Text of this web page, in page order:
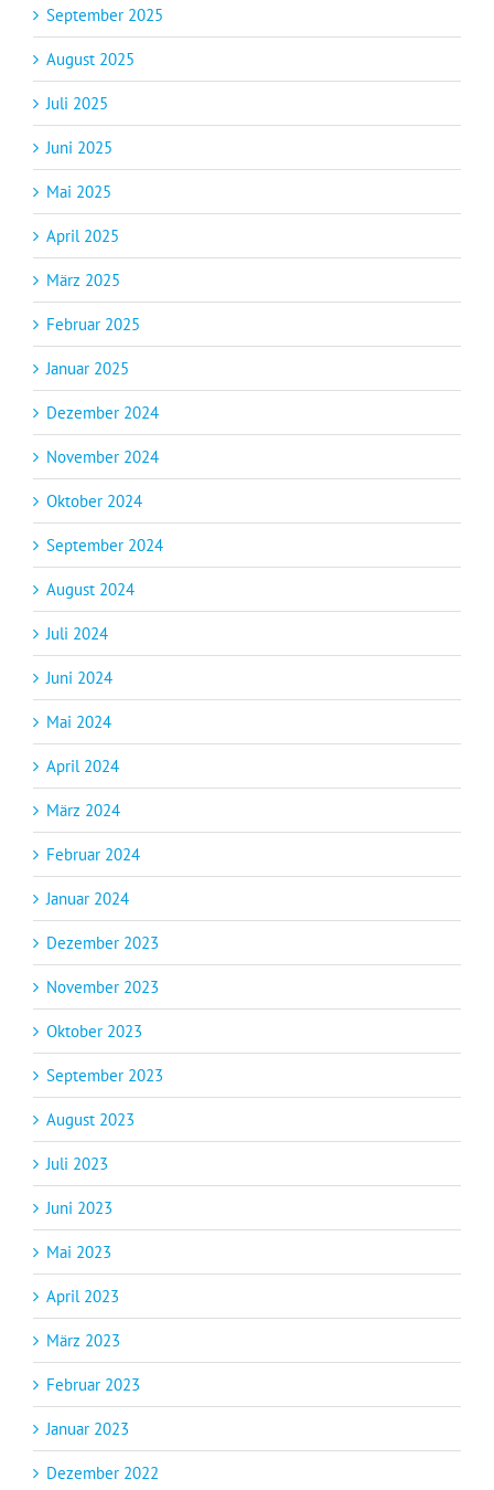
September 2025
August 2025
Juli 2025
Juni 2025
Mai 2025
April 2025
März 2025
Februar 2025
Januar 2025
Dezember 2024
November 2024
Oktober 2024
September 2024
August 2024
Juli 2024
Juni 2024
Mai 2024
April 2024
März 2024
Februar 2024
Januar 2024
Dezember 2023
November 2023
Oktober 2023
September 2023
August 2023
Juli 2023
Juni 2023
Mai 2023
April 2023
März 2023
Februar 2023
Januar 2023
Dezember 2022